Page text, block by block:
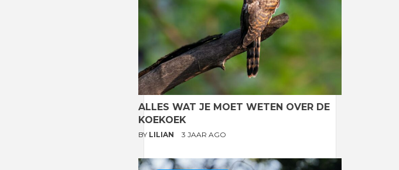
ALLES WAT JE MOET WETEN OVER DE
KOEKOEK
BY LILIAN 3 JAAR AGO